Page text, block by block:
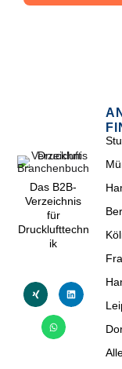
Das B2B-
Verzeichnis
für
Drucklufttechn
ik